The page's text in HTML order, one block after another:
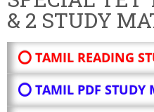
& 2 STUDY
⭕ TAMIL READING
⭕ TAMIL PDF STUDY